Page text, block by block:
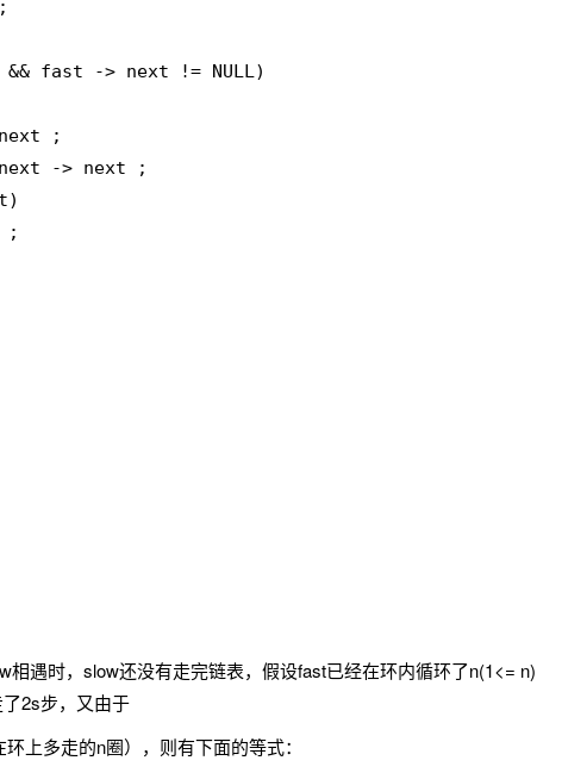
相遇时，slow还没有走完链表，假设fast已经在环内循环了n(1<= n)
2s步，又由于
上多走的n圈），则有下面的等式：